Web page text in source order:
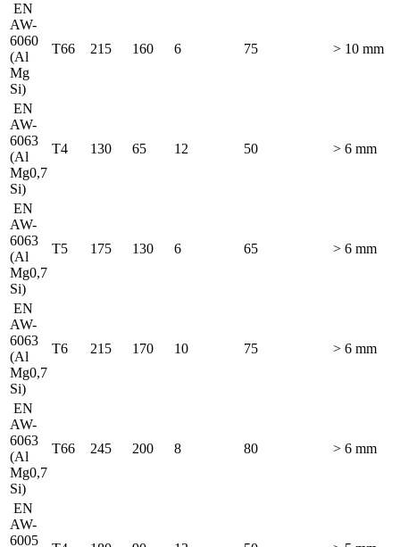
EN
AW-
6060
(Al
Mg
Si)
T66 215 160 6 75 > 10 mm
EN
AW-
6063
(Al
Mg0,7
Si)
T4 130 65 12 50 > 6 mm
EN
AW-
6063
(Al
Mg0,7
Si)
T5 175 130 6 65 > 6 mm
EN
AW-
6063
(Al
Mg0,7
Si)
T6 215 170 10 75 > 6 mm
EN
AW-
6063
(Al
Mg0,7
Si)
T66 245 200 8 80 > 6 mm
EN
AW-
6005